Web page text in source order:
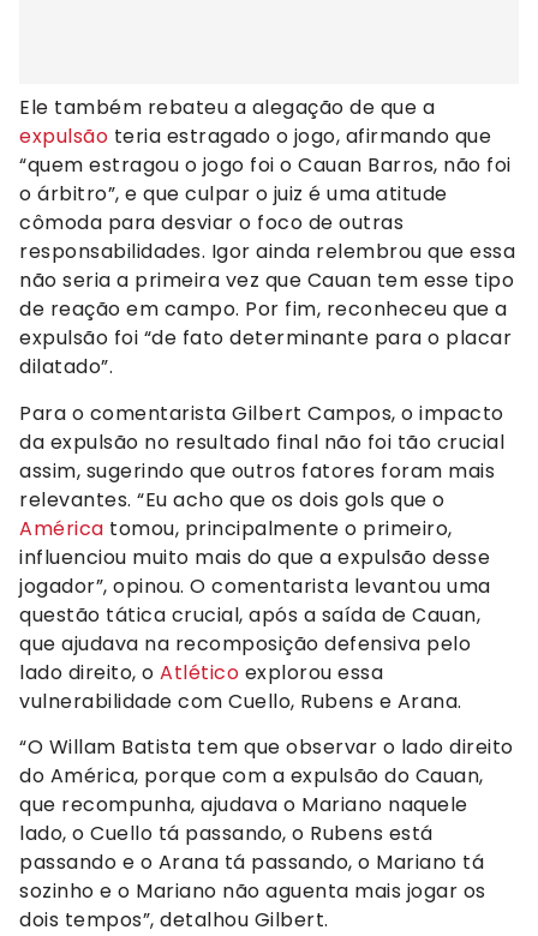
Ele também rebateu a alegação de que a
expulsão teria estragado o jogo, afirmando que
“quem estragou o jogo foi o Cauan Barros, não foi
o árbitro”, e que culpar o juiz é uma atitude
cômoda para desviar o foco de outras
responsabilidades. Igor ainda relembrou que essa
não seria a primeira vez que Cauan tem esse tipo
de reação em campo. Por fim, reconheceu que a
expulsão foi “de fato determinante para o placar
dilatado”.
Para o comentarista Gilbert Campos, o impacto
da expulsão no resultado final não foi tão crucial
assim, sugerindo que outros fatores foram mais
relevantes. “Eu acho que os dois gols que o
América tomou, principalmente o primeiro,
influenciou muito mais do que a expulsão desse
jogador”, opinou. O comentarista levantou uma
questão tática crucial, após a saída de Cauan,
que ajudava na recomposição defensiva pelo
lado direito, o Atlético explorou essa
vulnerabilidade com Cuello, Rubens e Arana.
“O Willam Batista tem que observar o lado direito
do América, porque com a expulsão do Cauan,
que recompunha, ajudava o Mariano naquele
lado, o Cuello tá passando, o Rubens está
passando e o Arana tá passando, o Mariano tá
sozinho e o Mariano não aguenta mais jogar os
dois tempos”, detalhou Gilbert.